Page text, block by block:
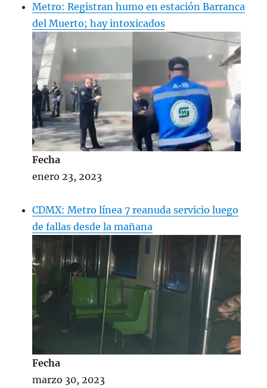
Metro: Registran humo en estación Barranca
del Muerto; hay intoxicados
Fecha
enero 23, 2023
CDMX: Metro línea 7 reanuda servicio luego
de fallas desde la mañana
Fecha
marzo 30, 2023